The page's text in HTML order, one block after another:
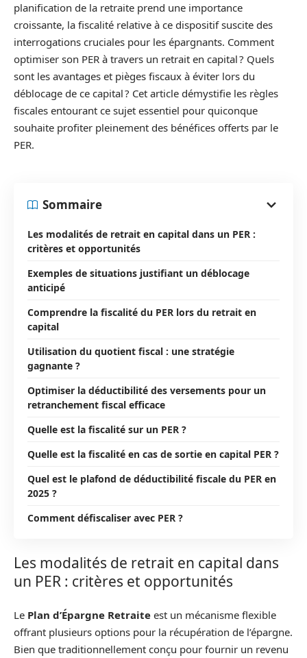
planification de la retraite prend une importance
croissante, la fiscalité relative à ce dispositif suscite des
interrogations cruciales pour les épargnants. Comment
optimiser son PER à travers un retrait en capital ? Quels
sont les avantages et pièges fiscaux à éviter lors du
déblocage de ce capital ? Cet article démystifie les règles
fiscales entourant ce sujet essentiel pour quiconque
souhaite profiter pleinement des bénéfices offerts par le
PER.
Sommaire
Les modalités de retrait en capital dans un PER :
critères et opportunités
Exemples de situations justifiant un déblocage
anticipé
Comprendre la fiscalité du PER lors du retrait en
capital
Utilisation du quotient fiscal : une stratégie
gagnante ?
Optimiser la déductibilité des versements pour un
retranchement fiscal efficace
Quelle est la fiscalité sur un PER ?
Quelle est la fiscalité en cas de sortie en capital PER ?
Quel est le plafond de déductibilité fiscale du PER en
2025 ?
Comment défiscaliser avec PER ?
Les modalités de retrait en capital dans
un PER : critères et opportunités
Le Plan d’Épargne Retraite est un mécanisme flexible
offrant plusieurs options pour la récupération de l’épargne.
Bien que traditionnellement conçu pour fournir un revenu